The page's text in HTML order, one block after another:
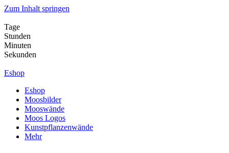
Zum Inhalt springen
Tage
Stunden
Minuten
Sekunden
Eshop
Eshop
Moosbilder
Mooswände
Moos Logos
Kunstpflanzenwände
Mehr